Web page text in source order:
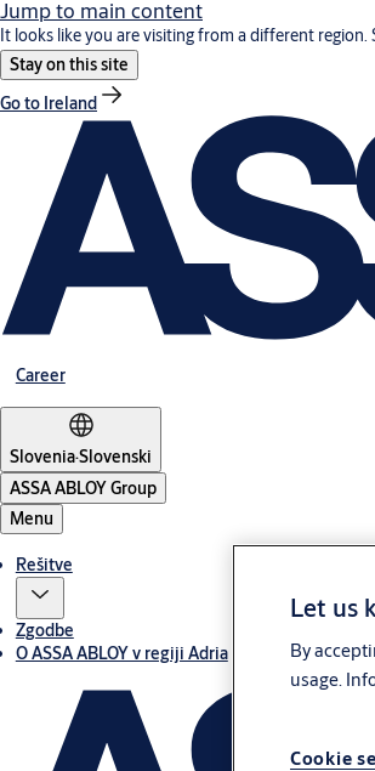
Jump to main content
It looks like you are visiting from a different
Stay on this site
Go to Ireland
Career
Slovenia·Slovenski
ASSA ABLOY Group
Menu
Rešitve
Zgodbe
O ASSA ABLOY v regiji Adria
Let us
By
usage.
Cookie